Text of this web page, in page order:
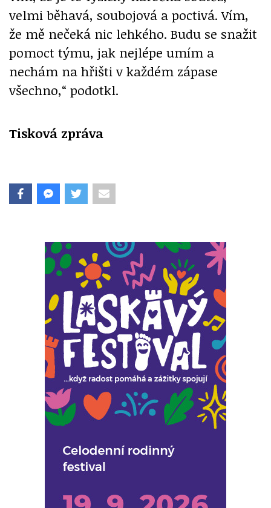
velmi běhavá, soubojová a poctivá. Vím,
že mě nečeká nic lehkého. Budu se snažit
pomoct týmu, jak nejlépe umím a
nechám na hřišti v každém zápase
všechno,“ podotkl.
Tisková zpráva